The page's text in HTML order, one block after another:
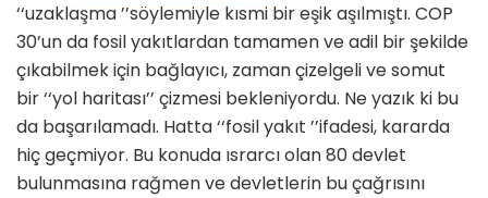
‘‘uzaklaşma’’söylemiyle kısmi bir eşik aşılmıştı. COP
30’un da fosil yakıtlardan tamamen ve adil bir şekilde
çıkabilmek için bağlayıcı, zaman çizelgeli ve somut
bir‘‘yol haritası’’ çizmesi bekleniyordu. Ne yazık ki bu
da başarılamadı. Hatta‘‘fosil yakıt ’’ifadesi, kararda
hiç geçmiyor. Bu konuda ısrarcı olan 80 devlet
bulunmasına rağmen ve devletlerin bu çağrısını